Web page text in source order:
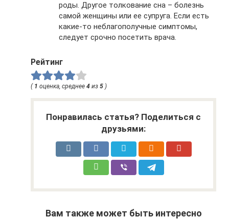
роды. Другое толкование сна – болезнь
самой женщины или ее супруга. Если есть
какие-то неблагополучные симптомы,
следует срочно посетить врача.
Рейтинг
( 1 оценка, среднее 4 из 5 )
Понравилась статья? Поделиться с
друзьями:
Вам также может быть интересно